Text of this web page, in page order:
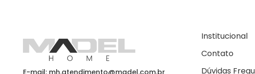
E-mail: mh.atendimento@madel.com.br
Institucional
Contato
Dúvidas